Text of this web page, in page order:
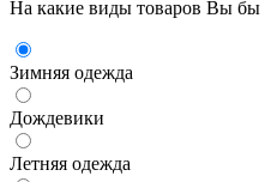
На какие виды товаров Вы бы
Зимняя одежда
Дождевики
Летняя одежда